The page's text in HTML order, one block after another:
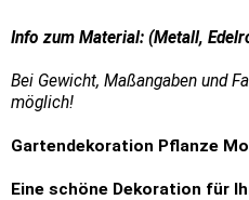
Info zum Material: (Metall,
Bei Gewicht, Maßangaben und
möglich!
Gartendekoration Pflanze
Eine schöne Dekoration für